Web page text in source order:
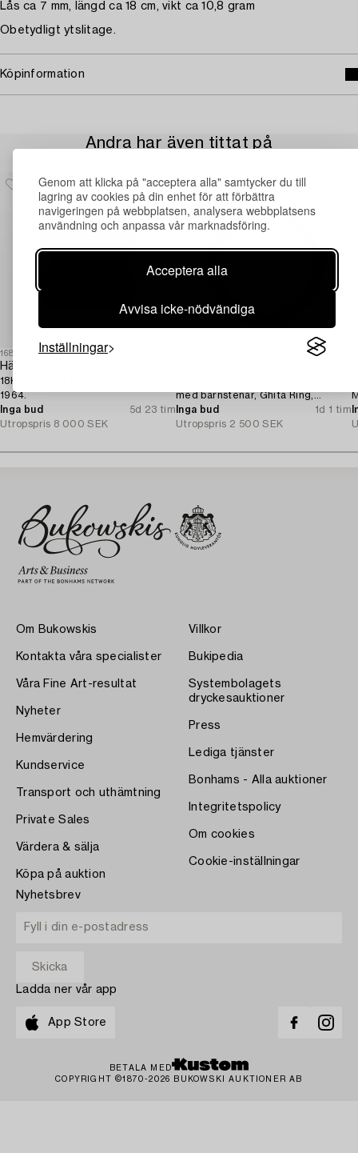
Genom att klicka på "acceptera alla" samtycker du till
lagring av cookies på din enhet för att förbättra
navigeringen på webbplatsen, analysera webbplatsens
användning och anpassa vår marknadsföring.
Acceptera alla
Avvisa icke-nödvändiga
Inställningar
Lås ca 7 mm, längd ca 18 cm, vikt ca 10,8 gram
Obetydligt ytslitage.
Köpinformation
Andra har även tittat på
1689882
Hänge med kedja,
18K guld med spektrolit, Finland
1964.
Inga bud
5d 23 tim
Utropspris 8 000 SEK
med bärnstenar, Ghita Ring,
Danmark.
Inga bud
1d 1 tim
Utropspris 2 500 SEK
Om Bukowskis
Kontakta våra specialister
Våra Fine Art-resultat
Nyheter
Hemvärdering
Kundservice
Transport och uthämtning
Private Sales
Värdera & sälja
Köpa på auktion
Villkor
Bukipedia
Systembolagets
dryckesauktioner
Press
Lediga tjänster
Bonhams - Alla auktioner
Integritetspolicy
Om cookies
Cookie-inställningar
Nyhetsbrev
Ladda ner vår app
App Store
BETALA MED
COPYRIGHT ©1870-2026 BUKOWSKI AUKTIONER AB